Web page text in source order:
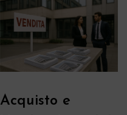
Acquisto e